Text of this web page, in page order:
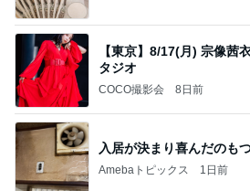
【東京】8/17(月) 宗像茜
タジオ
COCO撮影会 8日前
入居が決まり喜んだのも
Amebaトピックス 1日前